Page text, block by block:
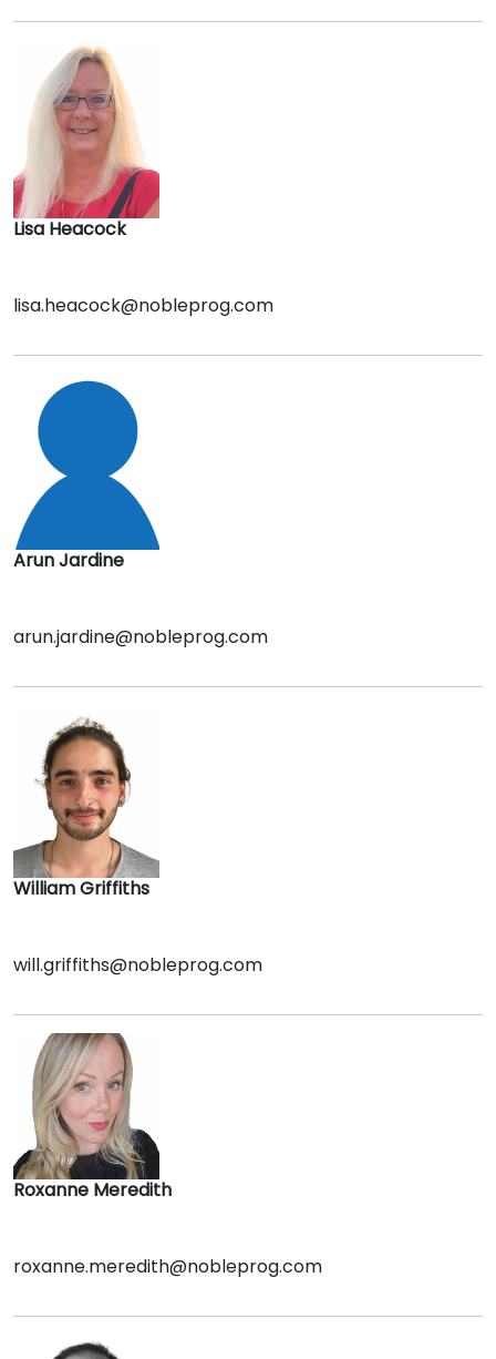
Lisa Heacock
lisa.heacock@nobleprog.com
Arun Jardine
arun.jardine@nobleprog.com
William Griffiths
will.griffiths@nobleprog.com
Roxanne Meredith
roxanne.meredith@nobleprog.com